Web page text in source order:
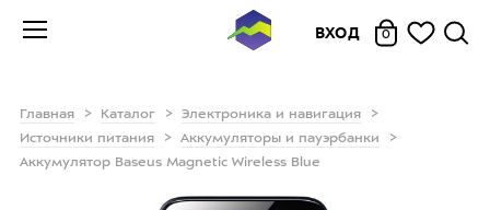
ВХОД 0
Главная Каталог
Электроника и навигация
Источники питания
Аккумуляторы и пауэрбанки
Аккумулятор Baseus Magnetic Wireless Blue